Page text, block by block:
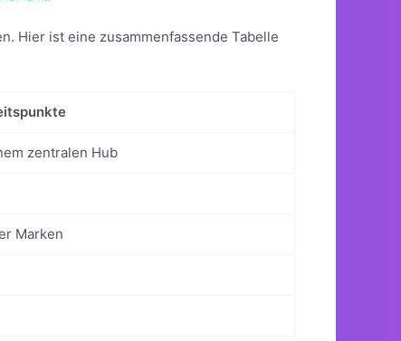
Hier ist eine zusammenfassende Tabelle
zentralen Hub
Marken